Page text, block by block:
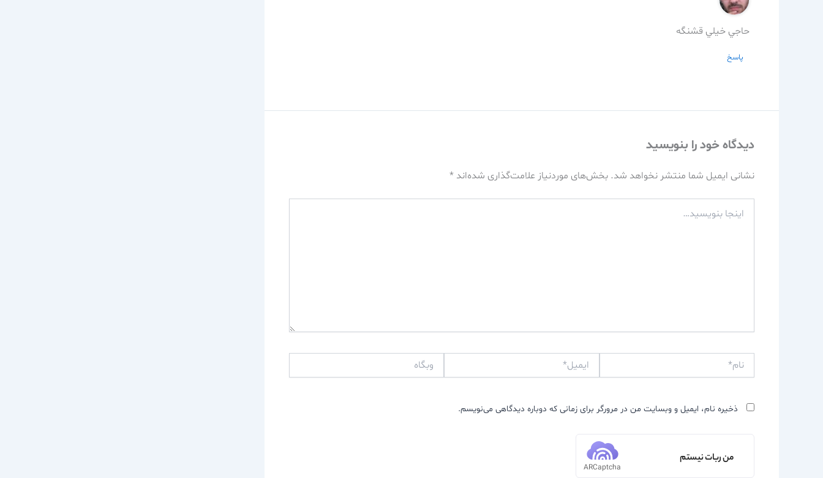
حاجي خيلي قشنگه
پاسخ
دیدگاه‌ خود را بنویسید
نشانی ایمیل شما منتشر نخواهد شد. بخش‌های موردنیاز علامت‌گذاری شده‌اند *
بنویسید…
ذخیره نام، ایمیل و وبسایت من در مرورگر برای زمانی که دوباره دیدگاهی می‌نویسم.
من ربات نیستم
ARCaptcha